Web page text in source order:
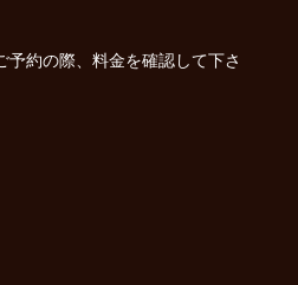
予約の際、料金を確認して下さ